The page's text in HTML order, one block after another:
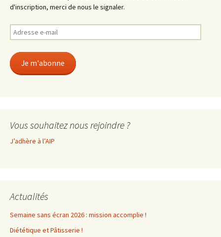
d'inscription, merci de nous le signaler.
Adresse
e-
Je m'abonne
Vous souhaitez nous rejoindre ?
J’adhère à l’AIP
Actualités
Semaine sans écran 2026 : mission accomplie !
Diététique et Pâtisserie !